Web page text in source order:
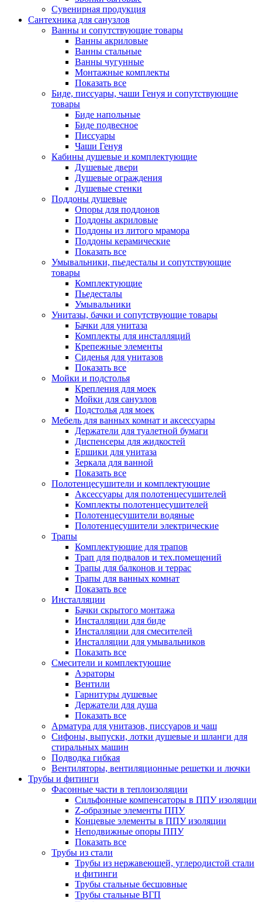
Сувенирная продукция
Сантехника для санузлов
Ванны и сопутствующие товары
Ванны акриловые
Ванны стальные
Ванны чугунные
Монтажные комплекты
Показать все
Биде, писсуары, чаши Генуя и сопутствующие
товары
Биде напольные
Биде подвесное
Писсуары
Чаши Генуя
Кабины душевые и комплектующие
Душевые двери
Душевые ограждения
Душевые стенки
Поддоны душевые
Опоры для поддонов
Поддоны акриловые
Поддоны из литого мрамора
Поддоны керамические
Показать все
Умывальники, пьедесталы и сопутствующие
товары
Комплектующие
Пьедесталы
Умывальники
Унитазы, бачки и сопутствующие товары
Бачки для унитаза
Комплекты для инсталляций
Крепежные элементы
Сиденья для унитазов
Показать все
Мойки и подстолья
Крепления для моек
Мойки для санузлов
Подстолья для моек
Мебель для ванных комнат и аксессуары
Держатели для туалетной бумаги
Диспенсеры для жидкостей
Ершики для унитаза
Зеркала для ванной
Показать все
Полотенцесушители и комплектующие
Аксессуары для полотенцесушителей
Комплекты полотенцесушителей
Полотенцесушители водяные
Полотенцесушители электрические
Трапы
Комплектующие для трапов
Трап для подвалов и тех.помещений
Трапы для балконов и террас
Трапы для ванных комнат
Показать все
Инсталляции
Бачки скрытого монтажа
Инсталляции для биде
Инсталляции для смесителей
Инсталляции для умывальников
Показать все
Смесители и комплектующие
Аэраторы
Вентили
Гарнитуры душевые
Держатели для душа
Показать все
Арматура для унитазов, писсуаров и чаш
Сифоны, выпуски, лотки душевые и шланги для
стиральных машин
Подводка гибкая
Вентиляторы, вентиляционные решетки и лючки
Трубы и фитинги
Фасонные части в теплоизоляции
Cильфонные компенсаторы в ППУ изоляции
Z-образные элементы ППУ
Концевые элементы в ППУ изоляции
Неподвижные опоры ППУ
Показать все
Трубы из стали
Трубы из нержавеющей, углеродистой стали
и фитинги
Трубы стальные бесшовные
Трубы стальные ВГП